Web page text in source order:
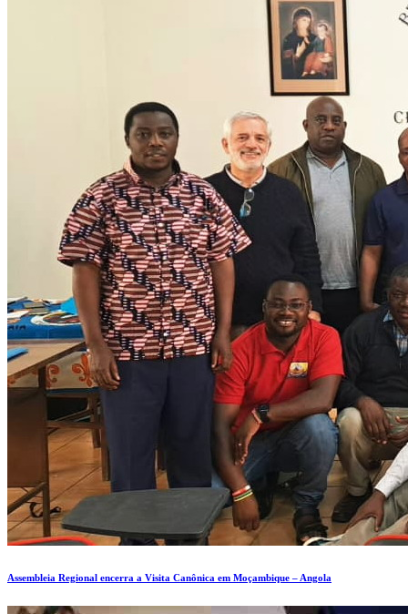
Assembleia Regional encerra a Visita Canônica em Moçambique – Angola